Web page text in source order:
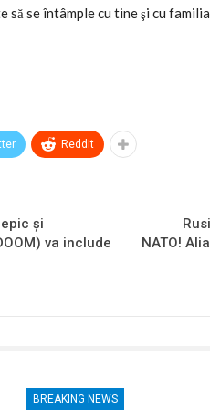
să se întâmple cu tine şi cu
ReddIt
şi
va include
NATO!
BREAKING NEWS